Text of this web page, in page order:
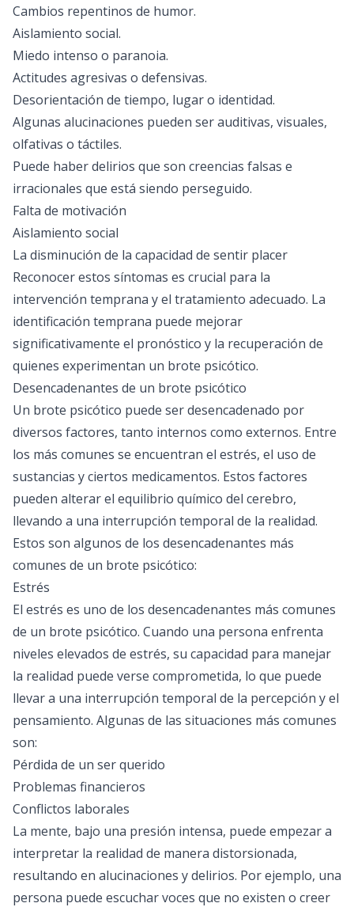
Cambios repentinos de humor.
Aislamiento social.
Miedo intenso o paranoia.
Actitudes agresivas o defensivas.
Desorientación de tiempo, lugar o identidad.
Algunas alucinaciones pueden ser auditivas, visuales,
olfativas o táctiles.
Puede haber delirios que son creencias falsas e
irracionales que está siendo perseguido.
Falta de motivación
Aislamiento social
La disminución de la capacidad de sentir placer
Reconocer estos síntomas es crucial para la
intervención temprana y el tratamiento adecuado. La
identificación temprana puede mejorar
significativamente el pronóstico y la recuperación de
quienes experimentan un brote psicótico.
Desencadenantes de un brote psicótico
Un brote psicótico puede ser desencadenado por
diversos factores, tanto internos como externos. Entre
los más comunes se encuentran el estrés, el uso de
sustancias y ciertos medicamentos. Estos factores
pueden alterar el equilibrio químico del cerebro,
llevando a una interrupción temporal de la realidad.
Estos son algunos de los desencadenantes más
comunes de un brote psicótico:
Estrés
El estrés es uno de los desencadenantes más comunes
de un brote psicótico. Cuando una persona enfrenta
niveles elevados de estrés, su capacidad para manejar
la realidad puede verse comprometida, lo que puede
llevar a una interrupción temporal de la percepción y el
pensamiento. Algunas de las situaciones más comunes
son:
Pérdida de un ser querido
Problemas financieros
Conflictos laborales
La mente, bajo una presión intensa, puede empezar a
interpretar la realidad de manera distorsionada,
resultando en alucinaciones y delirios. Por ejemplo, una
persona puede escuchar voces que no existen o creer